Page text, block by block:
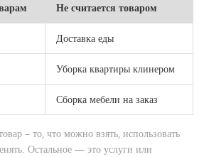
Не считается товаром
Доставка еды
Уборка квартиры клинером
Сборка мебели на заказ
– то, что можно взять, использовать
Остальное — это услуги или